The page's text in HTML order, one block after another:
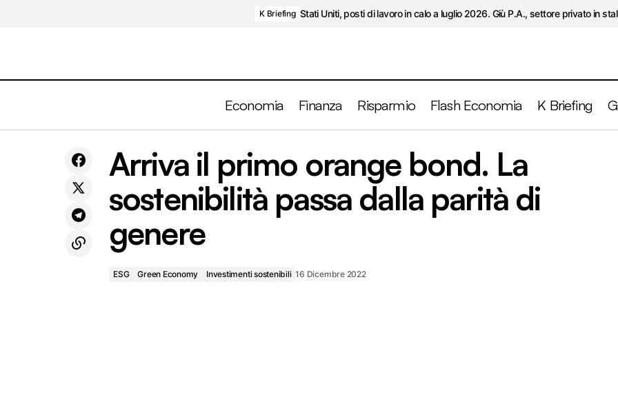
K Briefing Stati Uniti, posti di lavoro in calo a luglio 2026. Giù P.A., settore privato in
Economia Finanza Risparmio Flash Economia K Briefing
marzo 2023
Investimenti sostenibili
parità di genere
Arriva il primo orange bond. La
sostenibilità passa dalla parità di
genere
ESG Green Economy Investimenti sostenibili 16 Dicembre 2022